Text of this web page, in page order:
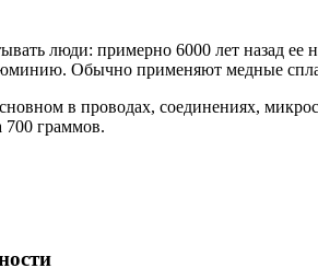
люди: примерно 6000 лет назад ее
Обычно применяют медные
в проводах, соединениях,
700 граммов.